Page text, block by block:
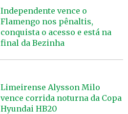
Independente vence o
Flamengo nos pênaltis,
conquista o acesso e está na
final da Bezinha
Limeirense Alysson Milo
vence corrida noturna da Copa
Hyundai HB20